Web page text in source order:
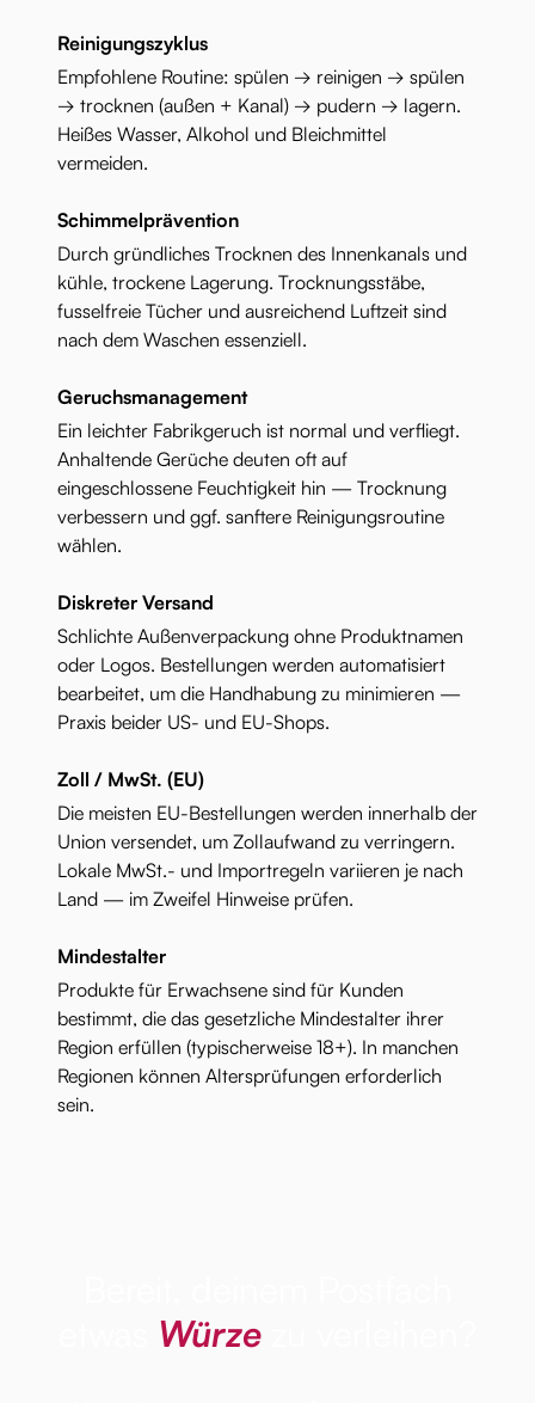
Reinigungszyklus
Empfohlene Routine: spülen → reinigen → spülen
→ trocknen (außen + Kanal) → pudern → lagern.
Heißes Wasser, Alkohol und Bleichmittel
vermeiden.
Schimmelprävention
Durch gründliches Trocknen des Innenkanals und
kühle, trockene Lagerung. Trocknungsstäbe,
fusselfreie Tücher und ausreichend Luftzeit sind
nach dem Waschen essenziell.
Geruchsmanagement
Ein leichter Fabrikgeruch ist normal und verfliegt.
Anhaltende Gerüche deuten oft auf
eingeschlossene Feuchtigkeit hin — Trocknung
verbessern und ggf. sanftere Reinigungsroutine
wählen.
Diskreter Versand
Schlichte Außenverpackung ohne Produktnamen
oder Logos. Bestellungen werden automatisiert
bearbeitet, um die Handhabung zu minimieren —
Praxis beider US- und EU-Shops.
Zoll / MwSt. (EU)
Die meisten EU-Bestellungen werden innerhalb der
Union versendet, um Zollaufwand zu verringern.
Lokale MwSt.- und Importregeln variieren je nach
Land — im Zweifel Hinweise prüfen.
Mindestalter
Produkte für Erwachsene sind für Kunden
bestimmt, die das gesetzliche Mindestalter ihrer
Region erfüllen (typischerweise 18+). In manchen
Regionen können Altersprüfungen erforderlich
sein.
Würze